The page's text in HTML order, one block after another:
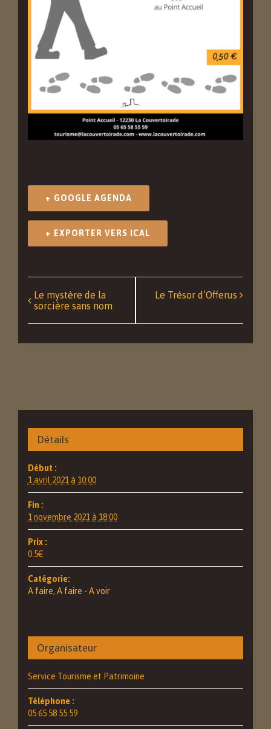
+ GOOGLE AGENDA
+ EXPORTER VERS ICAL
Navigation
Événément
Le mystère de la
sorcière sans nom
Le Trésor d’Offerus
Détails
Début :
1 avril 2021 à 10:00
Fin :
1 novembre 2021 à 18:00
Prix :
0.5€
Catégorie:
A faire, A faire - A voir
Organisateur
Service Tourisme et Patrimoine
Téléphone :
05 65 58 55 59